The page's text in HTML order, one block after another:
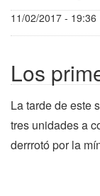
11/02/2017 - 19:36
Los
La tarde de este
tres unidades a
derrrotó por la